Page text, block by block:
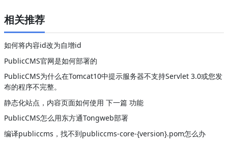
相关推荐
如何将内容id改为自增id
PublicCMS官网是如何部署的
PublicCMS为什么在Tomcat10中提示服务器不支持Servlet 3.0或您发
布的程序不完整。
静态化站点，内容页面如何使用 下一篇 功能
PublicCMS怎么用东方通Tongweb部署
编译publiccms，找不到publiccms-core-{version}.pom怎么办